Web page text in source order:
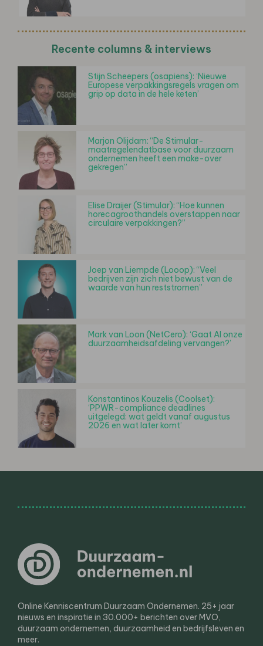
Recente columns & interviews
Stijn Scheepers (osapiens): ‘Nieuwe
Europese verpakkingsregels vragen om
grip op data in de hele keten’
Marjon Olijdam: “De Stimular-
maatregelendatbase voor duurzaam
ondernemen heeft een make-over
gekregen”
Elise Draijer (Stimular): “Hoe kunnen
horecagroothandels overstappen naar
circulaire verpakkingen?”
Joep van Liempde (Looop): “Veel
bedrijven zijn zich niet bewust van de
waarde van hun reststromen”
Mark van Loon (NetCero): ‘Gaat AI onze
duurzaamheidsafdeling vervangen?’
Konstantinos Kouzelis (Coolset):
‘PPWR-compliance deadlines
uitgelegd: wat geldt vanaf augustus
2026 en wat later komt’
Online Kenniscentrum Duurzaam Ondernemen. 25+ jaar
nieuws en inspiratie in 30.000+ berichten over MVO,
duurzaam ondernemen, duurzaamheid en bedrijfsleven en
meer.